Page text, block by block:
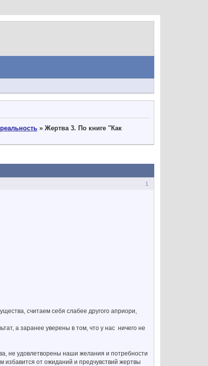
» Жертва 3. По книге "Как
1
считаем себя слабее другого априори,
а заранее уверены в том, что у нас ничего не
не удовлетворены наши желания и потребности
от ожиданий и предчувствий жертвы